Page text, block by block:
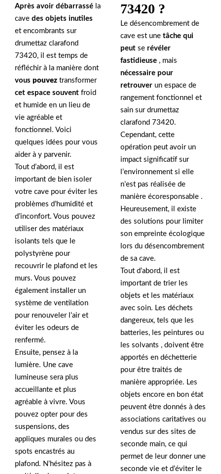
Après avoir débarrassé la
cave des objets inutiles
et encombrants sur
drumettaz clarafond
73420, il est temps de
réfléchir à la manière dont
vous pouvez transformer
cet espace souvent froid
et humide en un lieu de
vie agréable et
fonctionnel. Voici
quelques idées pour vous
aider à y parvenir.
Tout d’abord, il est
important de bien isoler
votre cave pour éviter les
problèmes d’humidité et
d’inconfort. Vous pouvez
utiliser des matériaux
isolants tels que le
polystyrène pour
recouvrir le plafond et les
murs. Vous pouvez
également installer un
système de ventilation
pour renouveler l’air et
éviter les odeurs de
renfermé.
Ensuite, pensez à la
lumière. Une cave
lumineuse sera plus
accueillante et plus
agréable à vivre. Vous
pouvez opter pour des
suspensions, des
appliques murales ou des
spots encastrés au
plafond. N’hésitez pas à
73420 ?
Le désencombrement de
cave est une tâche qui
peut se révéler
fastidieuse , mais
nécessaire pour
retrouver un espace de
rangement fonctionnel et
sain sur drumettaz
clarafond 73420.
Cependant, cette
opération peut avoir un
impact significatif sur
l’environnement si elle
n’est pas réalisée de
manière écoresponsable .
Heureusement, il existe
des solutions pour limiter
son empreinte écologique
lors du désencombrement
de sa cave.
Tout d’abord, il est
important de trier les
objets et les matériaux
avec soin. Les déchets
dangereux, tels que les
batteries, les peintures ou
les solvants , doivent être
apportés en déchetterie
pour être traités de
manière appropriée. Les
objets encore en bon état
peuvent être donnés à des
associations caritatives ou
vendus sur des sites de
seconde main, ce qui
permet de leur donner une
seconde vie et d’éviter le